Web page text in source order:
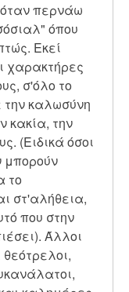
περνάω
όπου
Εκεί
χαρακτήρες
σ'όλο το
την καλωσύνη
κακία, την
(Ειδικά όσοι
μπορούν
το
στ'αλήθεια,
που στην
Άλλοι